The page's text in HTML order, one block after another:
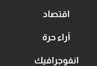
اقتصاد
آراء حرة
انفوجرافيك